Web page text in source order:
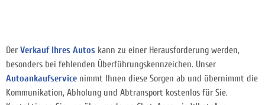
DerVerkauf Ihres Autos kann zu einer Herausforderung werden,
besonders bei fehlenden Überführungskennzeichen. Unser
Autoankaufservice nimmt Ihnen diese Sorgen ab und übernimmt die
Kommunikation, Abholung und Abtransport kostenlos für Sie.